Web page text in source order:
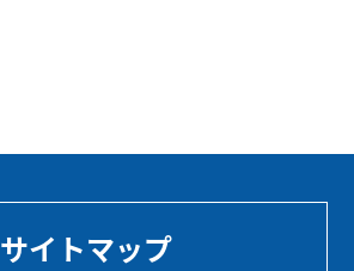
サイトマップ